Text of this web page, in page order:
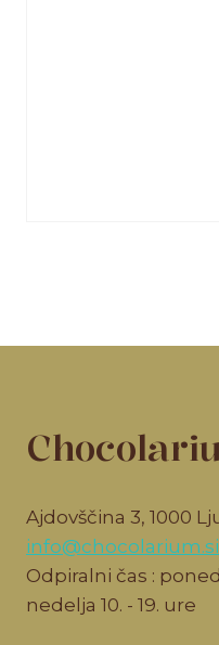
Ajdovščina 3, 1000
info@chocolarium.si
Odpiralni čas :
nedelja 10. - 19. ure